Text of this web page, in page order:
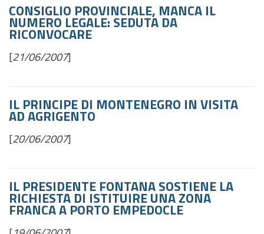
CONSIGLIO PROVINCIALE, MANCA IL
NUMERO LEGALE: SEDUTA DA
RICONVOCARE
[21/06/2007]
IL PRINCIPE DI MONTENEGRO IN VISITA
AD AGRIGENTO
[20/06/2007]
IL PRESIDENTE FONTANA SOSTIENE LA
RICHIESTA DI ISTITUIRE UNA ZONA
FRANCA A PORTO EMPEDOCLE